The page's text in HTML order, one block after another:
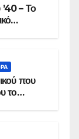
– Το
που
το